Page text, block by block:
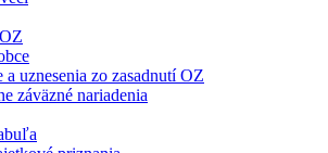
a uznesenia zo zasadnutí OZ
záväzné nariadenia